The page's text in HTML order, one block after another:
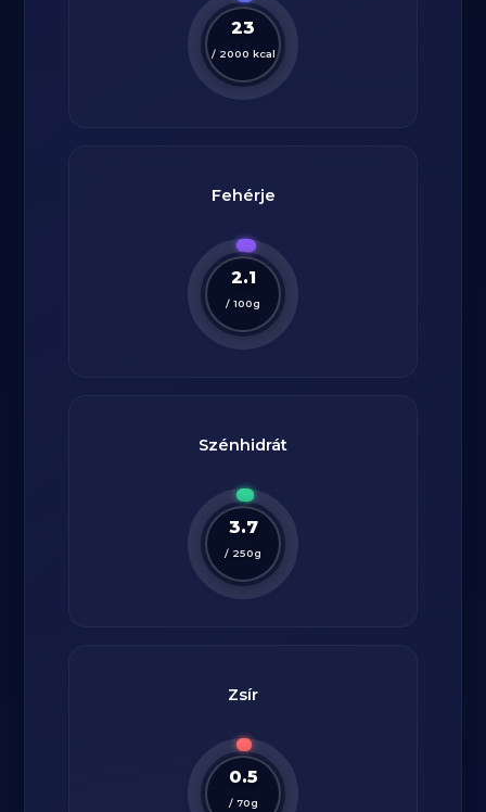
23
/ 2000 kcal
Fehérje
2.1
/ 100g
Szénhidrát
3.7
/ 250g
Zsír
0.5
/ 70g